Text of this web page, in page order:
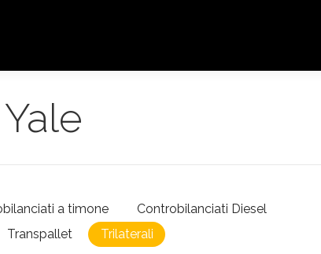
a timone
Controbilanciati Diesel
Transpallet Trilaterali